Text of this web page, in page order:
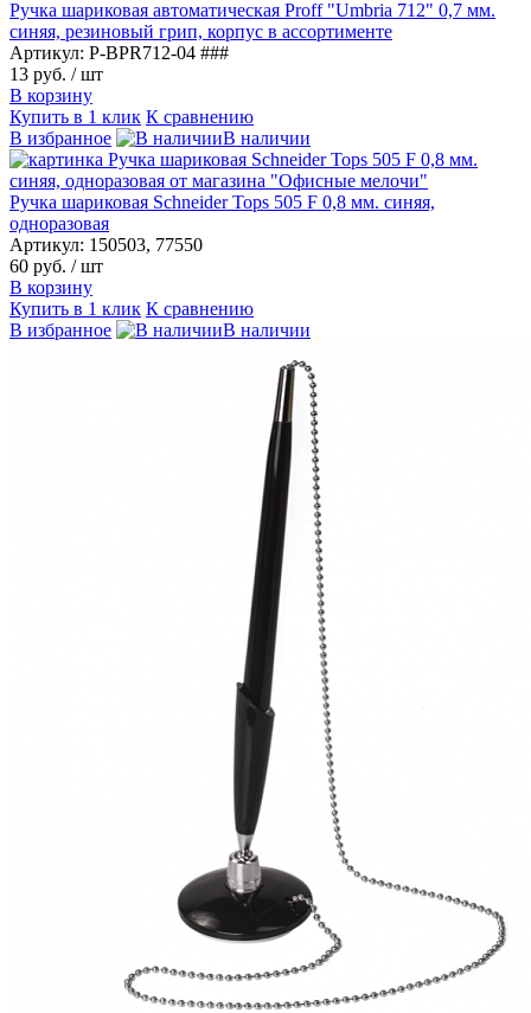
Ручка шариковая автоматическая Proff "Umbria 712" 0,7 мм.
синяя, резиновый грип, корпус в ассортименте
Артикул: P-BPR712-04 ###
13 руб. / шт
В корзину
Купить в 1 клик К сравнению
В избранное
В наличии
Ручка шариковая Schneider Tops 505 F 0,8 мм. синяя,
одноразовая
Артикул: 150503, 77550
60 руб. / шт
В корзину
Купить в 1 клик К сравнению
В избранное
В наличии